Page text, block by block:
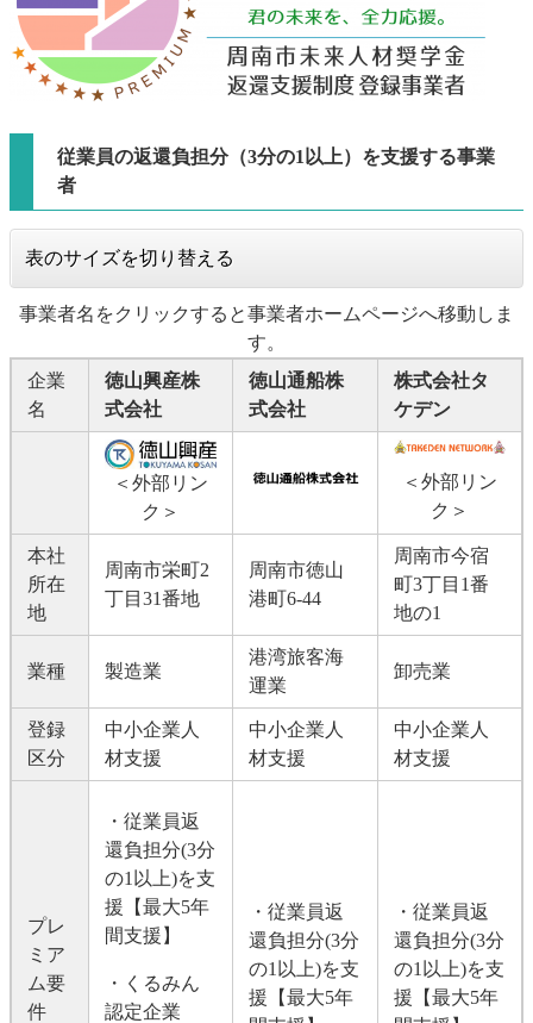
従業員の返還負担分（3分の1 以 上）を支援する事業
者
表のサイズを切り替える
事業者名をクリックすると事業者ホームページへ移動しま
す。
企業
名
徳山興産株
式会社
徳山通船株
式会社
株式会社タ
ケデン
＜外部リン
ク＞
＜外部リン
ク＞
本社
所在
地
周南市栄町2
丁目31番地
周南市徳山
港町6-44
周南市今宿
町3丁目1番
地の1
業種 製造業
港湾旅客海
運業
卸売業
登録
区分
中小企業人
材支援
中小企業人
材支援
中小企業人
材支援
プレ
ミア
ム要
件
・従業員返
還負担分(3分
の1以上)を支
援【最大5年
間支援】
・くるみん
認定企業
・従業員返
還負担分(3分
の1以上)を支
援【最大5年
・従業員返
還負担分(3分
の1以上)を支
援【最大5年